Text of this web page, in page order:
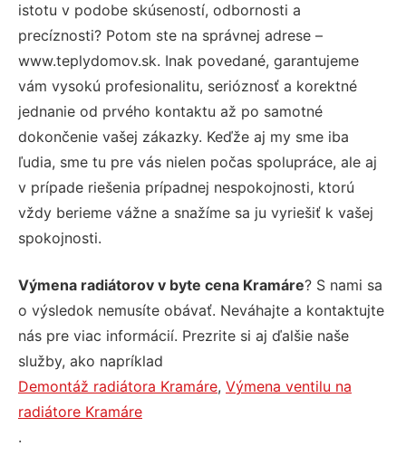
istotu v podobe skúseností, odbornosti a
precíznosti? Potom ste na správnej adrese –
www.teplydomov.sk. Inak povedané, garantujeme
vám vysokú profesionalitu, serióznosť a korektné
jednanie od prvého kontaktu až po samotné
dokončenie vašej zákazky. Keďže aj my sme iba
ľudia, sme tu pre vás nielen počas spolupráce, ale aj
v prípade riešenia prípadnej nespokojnosti, ktorú
vždy berieme vážne a snažíme sa ju vyriešiť k vašej
spokojnosti.
Výmena radiátorov v byte cena Kramáre? S nami sa
o výsledok nemusíte obávať. Neváhajte a kontaktujte
nás pre viac informácií. Prezrite si aj ďalšie naše
služby, ako napríklad
Demontáž radiátora Kramáre, Výmena ventilu na
radiátore Kramáre
.